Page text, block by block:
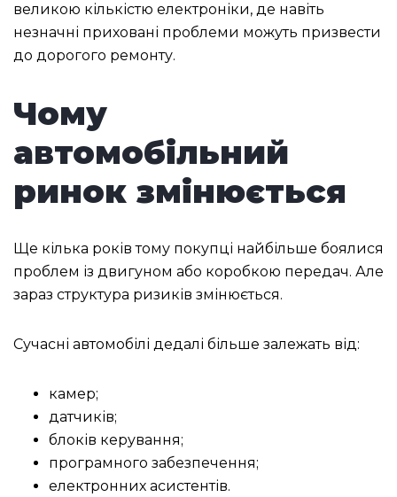
великою кількістю електроніки, де навіть
незначні приховані проблеми можуть призвести
до дорогого ремонту.
Чому
автомобільний
ринок змінюється
Ще кілька років тому покупці найбільше боялися
проблем із двигуном або коробкою передач. Але
зараз структура ризиків змінюється.
Сучасні автомобілі дедалі більше залежать від:
камер;
датчиків;
блоків керування;
програмного забезпечення;
електронних асистентів.